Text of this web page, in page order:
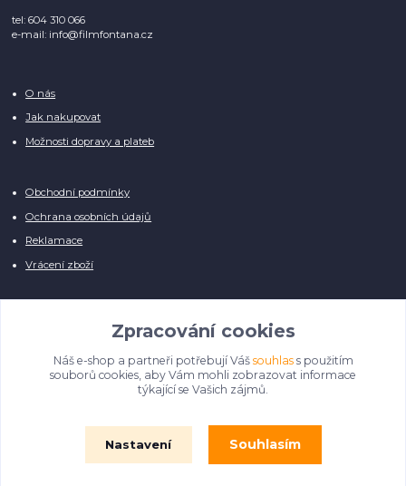
tel: 604 310 066
e-mail: info@filmfontana.cz
O nás
Jak nakupovat
Možnosti dopravy a plateb
Obchodní podmínky
Ochrana osobních údajů
Reklamace
Vrácení zboží
Manuálně pro Vás kontrolujeme každý produkt, přesto se může stát, že u
několika z nich je vyobrazen pouze obrázek informativního charakteru.
Omlouváme se, na úpravě databáze pilně pracujeme.
Zpracování cookies
Náš e-shop a partneři potřebují Váš souhlass použitím
souborů cookies, aby Vám mohli zobrazovat informace
týkající se Vašich zájmů.
Nastavení Souhlasím